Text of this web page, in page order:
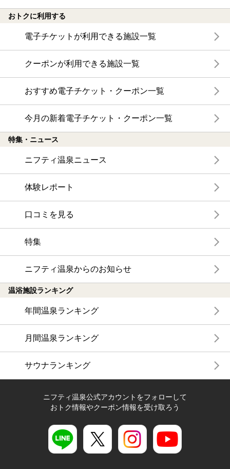
おトクに利用する
電子チケットが利用できる施設一覧
クーポンが利用できる施設一覧
おすすめ電子チケット・クーポン一覧
今月の新着電子チケット・クーポン一覧
特集・ニュース
ニフティ温泉ニュース
体験レポート
口コミを見る
特集
ニフティ温泉からのお知らせ
温浴施設ランキング
年間温泉ランキング
月間温泉ランキング
サウナランキング
ニフティ温泉公式アカウントをフォローして
おトク情報やクーポン情報を受け取ろう